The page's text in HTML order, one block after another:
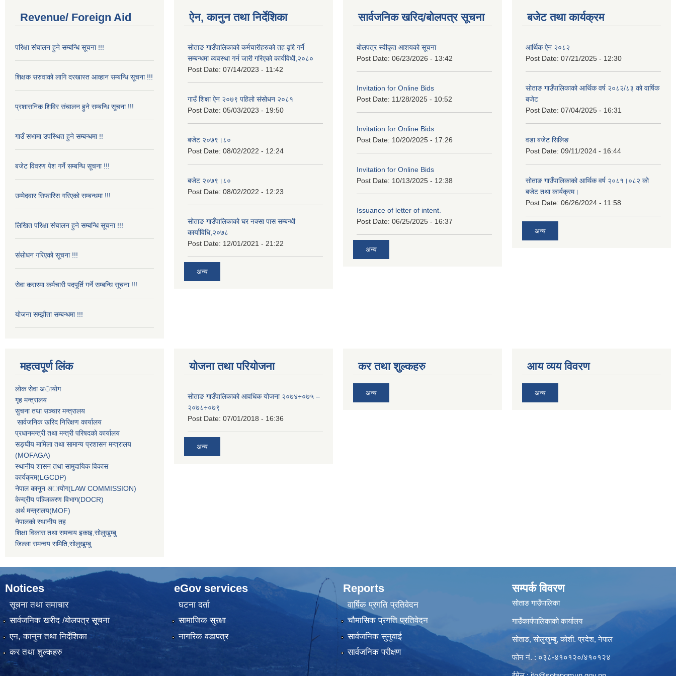
Revenue/ Foreign Aid
परिक्षा संचालन हुने सम्बन्धि सूचना !!!
शिक्षक सरुवाको लागि दरखास्त आव्हान सम्बन्धि सूचना !!!
प्रशासनिक शिविर संचालन हुने सम्बन्धि सूचना !!!
गाउँ सभामा उपस्थित हुने सम्बन्धमा !!
बजेट विवरण पेश गर्ने सम्बन्धि सूचना !!!
उम्मेदवार सिफारिस गरिएको सम्बन्धमा !!!
लिखित परिक्षा संचालन हुने सम्बन्धि सूचना !!!
संसोधन गरिएको सूचना !!!
सेवा करारमा कर्मचारी पदपूर्ति गर्ने सम्बन्धि सूचना !!!
योजना सम्झौता सम्बन्धमा !!!
ऐन, कानुन तथा निर्देशिका
सोताङ गाउँपालिकाको कर्मचारीहरुको तह वृद्दि गर्ने
सम्बन्धमा व्यवस्था गर्न जारी गरिएको कार्यविधी,२०८०
Post Date: 07/14/2023 - 11:42
गाउँ शिक्षा ऐन २०७९ पहिलो संसोधन २०८१
Post Date: 05/03/2023 - 19:50
बजेट २०७९।८०
Post Date: 08/02/2022 - 12:24
बजेट २०७९।८०
Post Date: 08/02/2022 - 12:23
सोताङ गाउँपालिकाको घर नक्सा पास सम्बन्धी
कार्याविधि,२०७८
Post Date: 12/01/2021 - 21:22
अन्य
सार्वजनिक खरिद/बोलपत्र सूचना
बोलपत्र स्वीकृत आशयको सूचना
Post Date: 06/23/2026 - 13:42
Invitation for Online Bids
Post Date: 11/28/2025 - 10:52
Invitation for Online Bids
Post Date: 10/20/2025 - 17:26
Invitation for Online Bids
Post Date: 10/13/2025 - 12:38
Issuance of letter of intent.
Post Date: 06/25/2025 - 16:37
अन्य
बजेट तथा कार्यक्रम
आर्थिक ऐन २०८२
Post Date: 07/21/2025 - 12:30
सोताङ गाउँपालिकाको आर्थिक वर्ष २०८२/८३ को वार्षिक
बजेट
Post Date: 07/04/2025 - 16:31
वडा बजेट सिलिङ
Post Date: 09/11/2024 - 16:44
सोताङ गाउँपालिकाको आर्थिक वर्ष २०८१।०८२ को
बजेट तथा कार्यक्रम।
Post Date: 06/26/2024 - 11:58
अन्य
महत्वपूर्ण लिंक
लाेक सेवा अायाेग
गृह मन्त्रालय
सुचना तथा सञ्चार मन्त्रालय
सार्वजनिक खरिद निरिक्षण कार्यालय
प्रधानमन्त्री तथा मन्त्री परिषदकाे कार्यालय
सङ्घीय मामिला तथा सामान्य प्रशासन मन्त्रालय
(MOFAGA)
स्थानीय शासन तथा सामुदायिक विकास
कार्यक्रम(LGCDP)
नेपाल कानून अायोग(LAW COMMISSION)
केन्‍द्रीय पञ्‍जिकरण विभाग(DOCR)
अर्थ मन्‍त्रालय(MOF)
नेपालको स्थानीय तह
शिक्षा विकास तथा समन्वय इकाइ,सोलुखुम्बु
जिल्ला समन्वय समिति,सोलुखुम्बु
योजना तथा परियोजना
सोताङ गाउँपालिकाको आवधिक योजना २०७४÷०७५ –
२०७८÷०७९
Post Date: 07/01/2018 - 16:36
अन्य
कर तथा शुल्कहरु
अन्य
आय व्यय विवरण
अन्य
Notices
सूचना तथा समाचार
सार्वजनिक खरीद /बोलपत्र सूचना
एन, कानुन तथा निर्देशिका
कर तथा शुल्कहरु
eGov services
घटना दर्ता
सामाजिक सुरक्षा
नागरिक वडापत्र
Reports
वार्षिक प्रगति प्रतिवेदन
चौमासिक प्रगति प्रतिवेदन
सार्वजनिक सुनुवाई
सार्वजनिक परीक्षण
सम्पर्क विवरण
सोताङ गाउँपालिका
गाउँकार्यपालिकाको कार्यालय
सोताङ, सोलुखुम्बु, कोशी. प्रदेश, नेपाल
फोन नं. : ०३८-४१०१२०/४१०१२४